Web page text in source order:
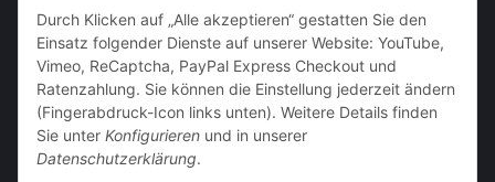
Vertrag widerrufen
Durch Klicken auf „Alle akzeptieren“ gestatten Sie den
Einsatz folgender Dienste auf unserer Website: YouTube,
Vimeo, ReCaptcha, PayPal Express Checkout und
Ratenzahlung. Sie können die Einstellung jederzeit ändern
(Fingerabdruck-Icon links unten). Weitere Details finden
Sie unter Konfigurieren und in unserer
Datenschutzerklärung.